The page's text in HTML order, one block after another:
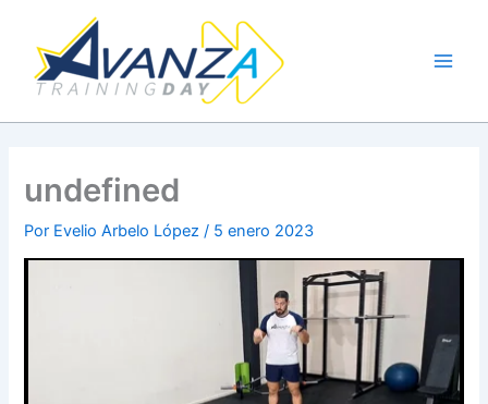
contenido
undefined
Por Evelio Arbelo López/ 5 enero 2023